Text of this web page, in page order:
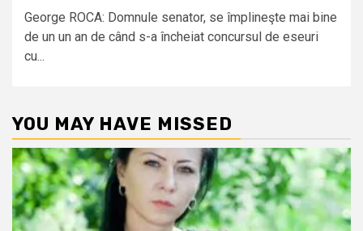
George ROCA: Domnule senator, se împlineşte mai bine
de un un an de când s-a încheiat concursul de eseuri
cu...
YOU MAY HAVE MISSED